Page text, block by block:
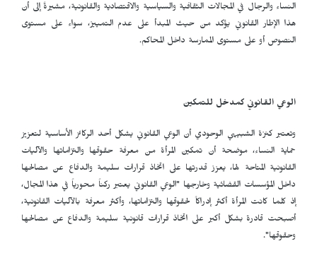
النساء والرجال في المجالات الثقافية والسياسية والاقتصادية والقانونية، مشيرةً إلى أن
هذا الإطار القانوني يؤكد من حيث المبدأ على عدم التمييز، سواء على مستوى
النصوص أو على مستوى الممارسة داخل المحاكم.
الوعي القانوني كمدخل للتمكين
وتعتبر كنزة الشبيهي الوحودي أن الوعي القانوني يشكل أحد الركائز الأساسية لتعزيز
حماية النساء، موضحة أن تمكين المرأة من معرفة حقوقها والتزاماتها والآليات
القانونية المتاحة لها، يعزز قدرتها على اتخاذ قرارات سليمة والدفاع عن مصالحها
داخل المؤسسات القضائية وخارجها "الوعي القانوني يعتبر ركناً محورياً في هذا المجال،
إذ كلما كانت المرأة أكثر إدراكاً لحقوقها والتزاماتها، وأكثر معرفة بالآليات القانونية،
أصبحت قادرة بشكل أكبر على اتخاذ قرارات قانونية سليمة والدفاع عن مصالحها
وحقوقها".